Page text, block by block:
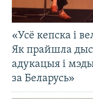
«Усё кепска і
Як прайшла
адукацыя і
за Беларусь»